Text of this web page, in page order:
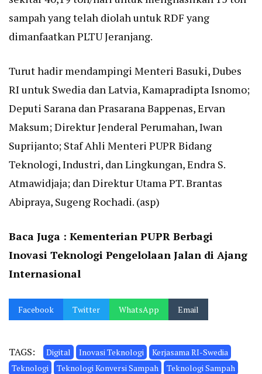
sampah yang telah diolah untuk RDF yang
dimanfaatkan PLTU Jeranjang.
Turut hadir mendampingi Menteri Basuki, Dubes
RI untuk Swedia dan Latvia, Kamapradipta Isnomo;
Deputi Sarana dan Prasarana Bappenas, Ervan
Maksum; Direktur Jenderal Perumahan, Iwan
Suprijanto; Staf Ahli Menteri PUPR Bidang
Teknologi, Industri, dan Lingkungan, Endra S.
Atmawidjaja; dan Direktur Utama PT. Brantas
Abipraya, Sugeng Rochadi. (asp)
Baca Juga : Kementerian PUPR Berbagi
Inovasi Teknologi Pengelolaan Jalan di Ajang
Internasional
Facebook Twitter WhatsApp Email
TAGS: Digital Inovasi Teknologi
Kerjasama RI-Swedia
Teknologi
Teknologi Konversi Sampah Teknologi Sampah